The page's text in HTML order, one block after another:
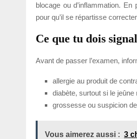
blocage ou d’inflammation.
pour qu’il se répartisse
Ce que tu dois
Avant de passer l’examen,
allergie au produit de
diabète, surtout si le
grossesse ou suspicion
Vous aimerez aussi : 3